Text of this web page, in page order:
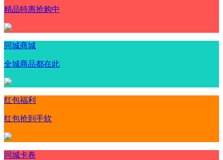
精品特惠抢购中
同城商城
全城商品都在此
红包福利
红包抢到手软
同城卡卷